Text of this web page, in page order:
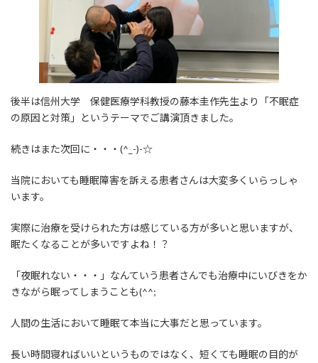
後半は信州大学 保健医療学科教授の藤本圭作先生より「不眠症
の原因と対策」というテーマでご講演頂きました。
続きはまた次回に・・・(^_-)-☆
当院においても睡眠障害を訴える患者さんは大変多くいらっしゃ
います。
実際に治療を受けられた方は感じている方が多いと思いますが、
眠たくなることが多いですよね！？
「夜眠れない・・・」なんていう患者さんでも治療中にいびきをか
きながら眠ってしまうことも(^^;
人間の生活において睡眠て本当に大事だと思っています。
長い時間寝ればいいというものではなく、短くても睡眠の目的が